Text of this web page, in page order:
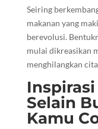
Seiring
makanan yang
berevolusi.
mulai dikreasikan
menghilangkan
Selain
Kamu